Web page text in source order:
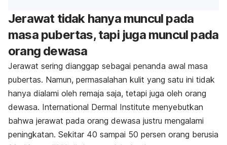
Jerawat tidak hanya muncul pada
masa pubertas, tapi juga muncul pada
orang dewasa
Jerawat sering dianggap sebagai penanda awal masa
pubertas. Namun, permasalahan kulit yang satu ini tidak
hanya dialami oleh remaja saja, tetapi juga oleh orang
dewasa. International Dermal Institute menyebutkan
bahwa jerawat pada orang dewasa justru mengalami
peningkatan. Sekitar 40 sampai 50 persen orang berusia